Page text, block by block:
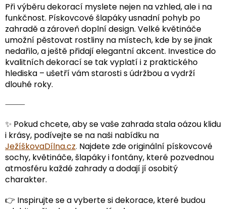
Při výběru dekorací myslete nejen na vzhled, ale i na
funkčnost. Pískovcové šlapáky usnadní pohyb po
zahradě a zároveň doplní design. Velké květináče
umožní pěstovat rostliny na místech, kde by se jinak
nedařilo, a ještě přidají elegantní akcent. Investice do
kvalitních dekorací se tak vyplatí i z praktického
hlediska – ušetří vám starosti s údržbou a vydrží
dlouhé roky.
⸻
✨ Pokud chcete, aby se vaše zahrada stala oázou klidu
i krásy, podívejte se na naši nabídku na
JežíškovaDílna.cz. Najdete zde originální pískovcové
sochy, květináče, šlapáky i fontány, které pozvednou
atmosféru každé zahrady a dodají jí osobitý
charakter.
👉 Inspirujte se a vyberte si dekorace, které budou